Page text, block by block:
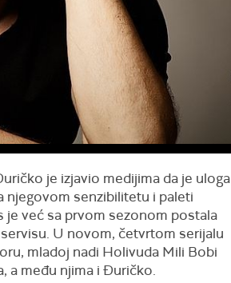
je izjavio medijima da je uloga
njegovom senzibilitetu i paleti
je već sa prvom sezonom postala
U novom, četvrtom serijalu
mladoj nadi Holivuda Mili Bobi
a među njima i Đuričko.